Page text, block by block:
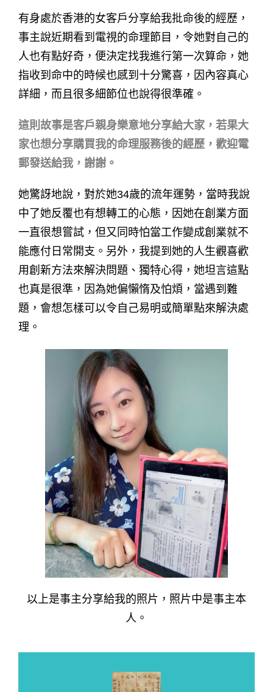
有身處於香港的女客戶分享給我批命後的經歷，
事主說近期看到電視的命理節目，令她對自己的
人也有點好奇，便決定找我進行第一次算命，她
指收到命中的時候也感到十分驚喜，因內容真心
詳細，而且很多細節位也說得很準確。
這則故事是客戶親身樂意地分享給大家，若果大
家也想分享購買我的命理服務後的經歷，歡迎電
郵發送給我，謝謝。
她驚訝地說，對於她34歲的流年運勢，當時我說
中了她反覆也有想轉工的心態，因她在創業方面
一直很想嘗試，但又同時怕當工作變成創業就不
能應付日常開支。另外，我提到她的人生觀喜歡
用創新方法來解決問題、獨特心得，她坦言這點
也真是很準，因為她偏懶惰及怕煩，當遇到難
題，會想怎樣可以令自己易明或簡單點來解決處
理。
以上是事主分享給我的照片，照片中是事主本
人。